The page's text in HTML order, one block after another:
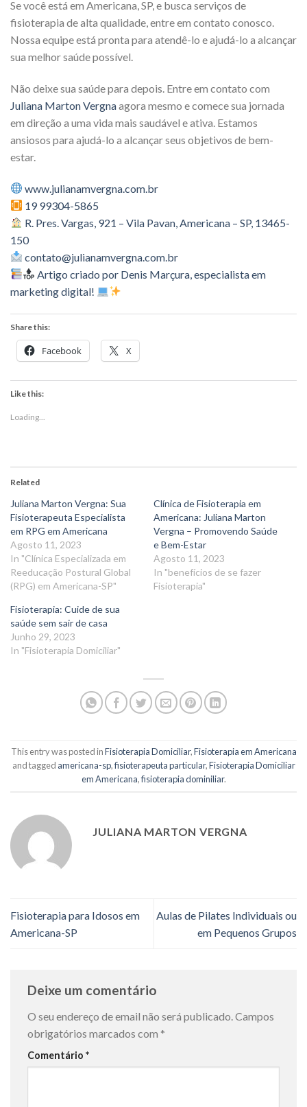
Se você está em Americana, SP, e busca serviços de
fisioterapia de alta qualidade, entre em contato conosco.
Nossa equipe está pronta para atendê-lo e ajudá-lo a alcançar
sua melhor saúde possível.
Não deixe sua saúde para depois. Entre em contato com
Juliana Marton Vergnaagora mesmo e comece sua jornada
em direção a uma vida mais saudável e ativa. Estamos
ansiosos para ajudá-lo a alcançar seus objetivos de bem-
estar.
www.julianamvergna.com.br
19 99304-5865
R. Pres. Vargas, 921 – Vila Pavan, Americana – SP, 13465-
150
contato@julianamvergna.com.br
Artigo criado por Denis Marçura, especialista em
marketing digital!
Share this:
Facebook X
Like this:
Loading...
Related
Juliana Marton Vergna: Sua
Fisioterapeuta Especialista
em RPG em Americana
Agosto 11, 2023
In "Clínica Especializada em
Reeducação Postural Global
(RPG) em Americana-SP"
Clínica de Fisioterapia em
Americana: Juliana Marton
Vergna – Promovendo Saúde
e Bem-Estar
Agosto 11, 2023
In "benefícios de se fazer
Fisioterapia"
Fisioterapia: Cuide de sua
saúde sem sair de casa
Junho 29, 2023
In "Fisioterapia Domiciliar"
This entry was posted inFisioterapia Domiciliar,Fisioterapia em Americana
and tagged americana-sp,fisioterapeuta particular,Fisioterapia Domiciliar
em Americana,fisioterapia dominiliar.
JULIANA MARTON VERGNA
Fisioterapia para Idosos em
Americana-SP
Aulas de Pilates Individuais ou
em Pequenos Grupos
Deixe um comentário
O seu endereço de email não será publicado. Campos
obrigatórios marcados com *
Comentário *